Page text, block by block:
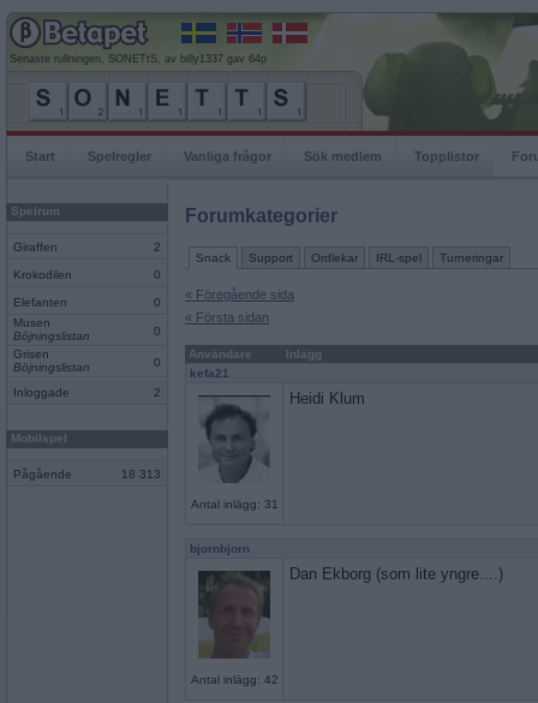
Senaste rullningen, SONETtS, av billy1337 gav 64p
Start Spelregler Vanliga frågor Sök medlem Topplistor
Spelrum
Giraffen 2
Krokodilen 0
Elefanten
0
Musen
Böjningslistan
0
Grisen
Böjningslistan
0
Inloggade 2
Mobilspel
Pågående 18 313
Forumkategorier
Snack Support Ordlekar IRL-spel Turneringar
« Föregående sida
« Första sidan
Användare
Inlägg
kefa21
Antal inlägg: 31
Heidi Klum
bjornbjorn
Antal inlägg: 42
Dan Ekborg (som lite yngre....)